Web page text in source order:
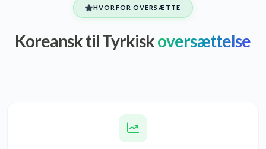
HVORFOR OVERSÆTTE
Koreansk til Tyrkiskoversættelse